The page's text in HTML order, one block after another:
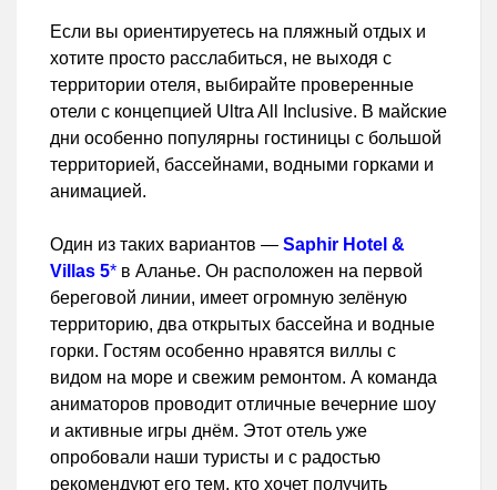
Если вы ориентируетесь на пляжный отдых и
хотите просто расслабиться, не выходя с
территории отеля, выбирайте проверенные
отели с концепцией Ultra All Inclusive. В майские
дни особенно популярны гостиницы с большой
территорией, бассейнами, водными горками и
анимацией.
Один из таких вариантов — Saphir Hotel &
Villas 5* в Аланье. Он расположен на первой
береговой линии, имеет огромную зелёную
территорию, два открытых бассейна и водные
горки. Гостям особенно нравятся виллы с
видом на море и свежим ремонтом. А команда
аниматоров проводит отличные вечерние шоу
и активные игры днём. Этот отель уже
опробовали наши туристы и с радостью
рекомендуют его тем, кто хочет получить